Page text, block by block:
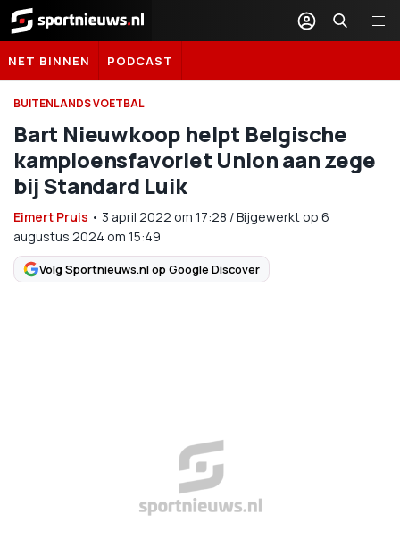
Sportnieuws.nl
NET BINNEN PODCAST
BUITENLANDS VOETBAL
Bart Nieuwkoop helpt Belgische
kampioensfavoriet Union aan zege
bij Standard Luik
Eimert Pruis • 3 april 2022 om 17:28 /Bijgewerkt op 6
augustus 2024 om 15:49
Volg Sportnieuws.nl op Google Discover